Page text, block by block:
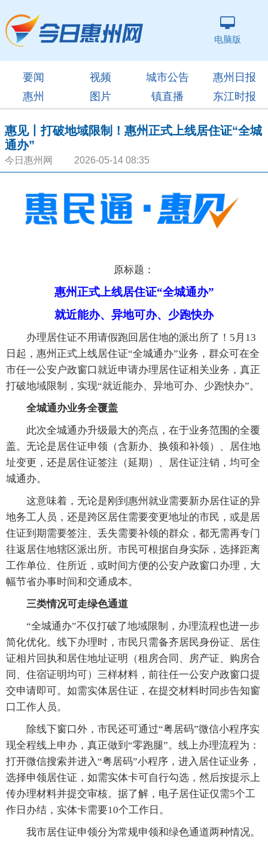
电脑版
要闻 视频 城市公告
惠州日报
惠州
图片 镇直播 东江时报
惠见丨打破地域限制！惠州正式上线居住证“全城
通办”
今日惠州网 2026-05-14 08:35
原标题：
惠州正式上线居住证“全城通办”
就近能办、异地可办、少跑快办
办理居住证不用请假跑回居住地的派出所了！5月13
日起，惠州正式上线居住证“全城通办”业务，群众可在全
市任一公安户政窗口就近申请办理居住证相关业务，真正
打破地域限制，实现“就近能办、异地可办、少跑快办”。
全城通办业务全覆盖
此次全城通办升级最大的亮点，在于业务范围的全覆
盖。无论是居住证申领（含新办、换领和补领）、居住地
址变更，还是居住证签注（延期）、居住证注销，均可全
城通办。
这意味着，无论是刚到惠州就业需要新办居住证的异
地务工人员，还是跨区居住需要变更地址的市民，或是居
住证到期需要签注、丢失需要补领的群众，都无需再专门
往返居住地辖区派出所。市民可根据自身实际，选择距离
工作单位、住所近，或时间方便的公安户政窗口办理，大
幅节省办事时间和交通成本。
三类情况可走绿色通道
“全城通办”不仅打破了地域限制，办理流程也进一步
简化优化。线下办理时，市民只需备齐居民身份证、居住
证相片回执和居住地址证明（租房合同、房产证、购房合
同、住宿证明均可）三样材料，前往任一公安户政窗口提
交申请即可。如需实体居住证，在提交材料时同步告知窗
口工作人员。
除线下窗口外，市民还可通过“粤居码”微信小程序实
现全程线上申办，真正做到“零跑腿”。线上办理流程为：
打开微信搜索并进入“粤居码”小程序，进入居住证业务，
选择申领居住证，如需实体卡可自行勾选，然后按提示上
传办理材料并提交审核。据了解，电子居住证仅需5个工
作日办结，实体卡需要10个工作日。
我市居住证申领分为常规申领和绿色通道两种情况。